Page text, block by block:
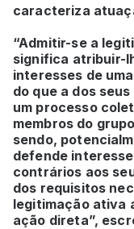
caracteriza
“Admitir-se a
significa atribuir-
interesses de
do que a dos
um processo
membros do
sendo,
defende
contrários aos
dos requisitos
legitimação ativa
ação direta”,